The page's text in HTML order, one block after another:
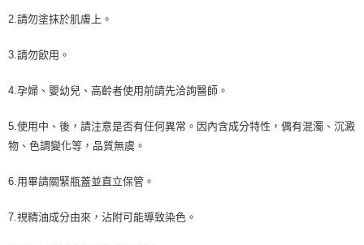
2.請勿塗抹於肌膚上。
3.請勿飲用。
4.孕婦、嬰幼兒、高齡者使用前請先洽詢醫師。
5.使用中、後，請注意是否有任何異常。因內含成分特性，偶有混濁、沉澱
物、色調變化等，品質無虞。
6.用畢請關緊瓶蓋並直立保管。
7.視精油成分由來，沾附可能導致染色。